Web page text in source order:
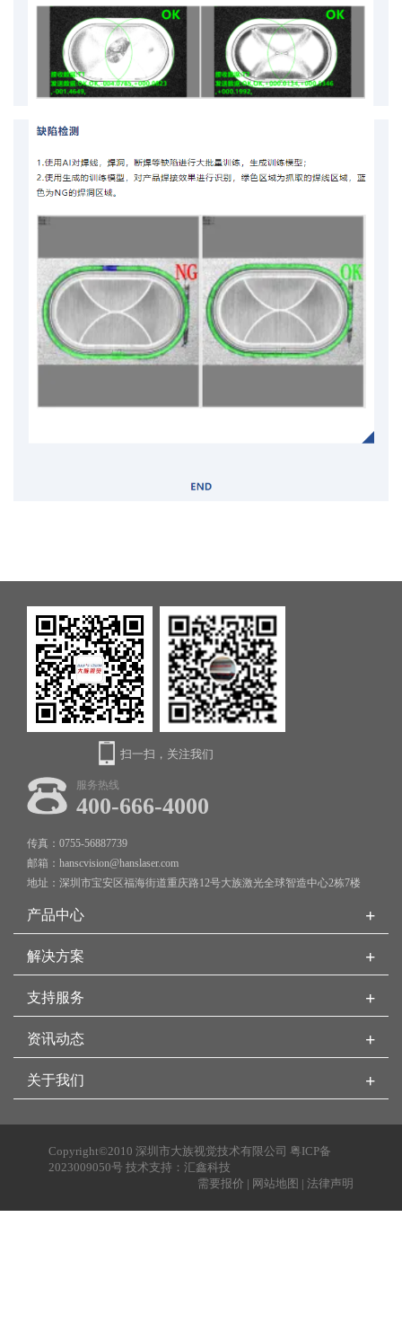
扫一扫，关注我们
服务热线
400-666-4000
传真：0755-56887739
邮箱：hanscvision@hanslaser.com
地址：深圳市宝安区福海街道重庆路12号大族激光全球智造中心2栋7楼
产品中心 +
解决方案 +
支持服务 +
资讯动态 +
关于我们 +
Copyright©2010 深圳市大族视觉技术有限公司 粤ICP备
2023009050号 技术支持： 汇鑫科技
需要报价 | 网站地图 | 法律声明